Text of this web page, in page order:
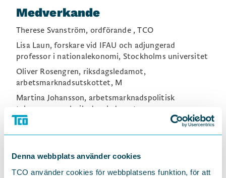
Denna webbplats använder cookies
TCO använder cookies för webbplatsens funktion, för att
Medverkande
Therese Svanström, ordförande , TCO
Lisa Laun, forskare vid IFAU och adjungerad
professor i nationalekonomi, Stockholms universitet
Oliver Rosengren, riksdagsledamot,
arbetsmarknadsutskottet, M
Martina Johansson, arbetsmarknadspolitisk
talesperson och riksdagsledamot,
Arbetsmarknadsutskottet, C
Sofia Amloh, riksdagsledamot,
Håkan Gustavsson, utredare arbetsmarknad och
arbetsmarknadspolitik, TCO